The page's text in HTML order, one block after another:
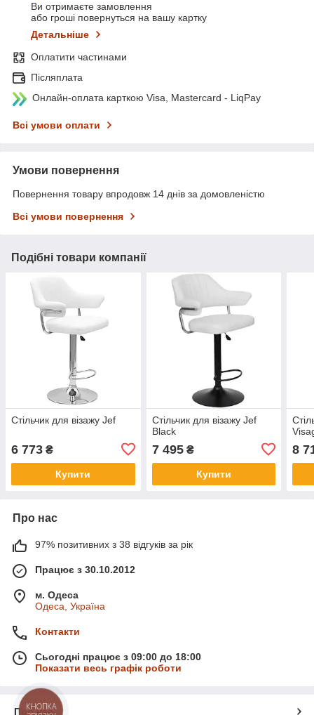
Ви отримаєте замовлення
або гроші повернуться на вашу картку
Детальніше
Оплатити частинами
Післяплата
Онлайн-оплата карткою Visa, Mastercard - LiqPay
Всі умови оплати
Умови повернення
Повернення товару впродовж 14 днів за домовленістю
Всі умови повернення
Подібні товари компанії
Стільчик для візажу Jef
6 773 ₴
Купити
Стільчик для візажу Jef
Black
7 495₴
Купити
8
Про нас
97% позитивних з 38 відгуків за рік
Працює з 30.10.2012
м. Одеса
Одеса, Україна
Контакти
Сьогодні працює з 09:00 до 18:00
Показати весь графік роботи
Про нас
КНОПКА